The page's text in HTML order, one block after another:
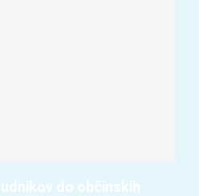
do občinskih